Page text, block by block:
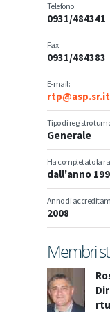
Telefono:
0931/484341
Fax:
0931/484383
E-mail:
rtp@asp.sr.it
Tipo di registro
Generale
Ha completato la
dall'anno
Anno di
2008
Membri